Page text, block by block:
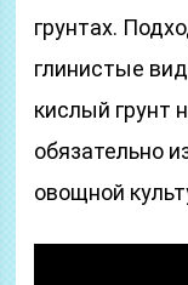
грунтах.
глинистые
кислый грунт
обязательно
овощной